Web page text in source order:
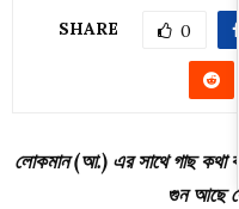
SHARE 0
লোকমান (আ.) এর সাথে গাছ কথা
গুন আছে